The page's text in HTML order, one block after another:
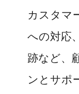
カスタマ
への対応
跡など、
ンとサポ